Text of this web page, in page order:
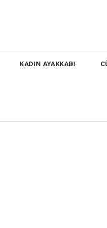
KADIN AYAKKABI